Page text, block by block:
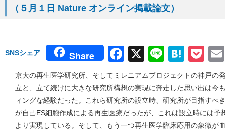
（５月１日 Nature オンライン掲載論文）
SNSシェア Share Facebook
X Line
京大の再生医学研究所、そしてミレニアムプロジェクトの神戸の
立と、立て続けに大きな研究所構想の実現に奔走した思い出は今
ィングな経験だった。これら研究所の設立時、研究所が目指すべ
が自己ES細胞作成による再生医療だったが、これは設立時には予
より実現している。そして、もう一つ再生医学臨床応用の象徴が